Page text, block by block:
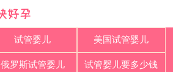
试管婴儿 美国试管婴儿
俄罗斯试管婴儿 试管婴儿要多少钱